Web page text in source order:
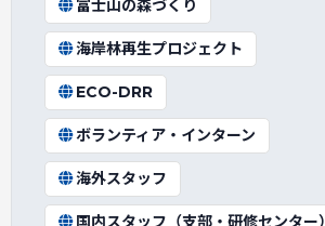
富士山の森づくり
海岸林再生プロジェクト
ECO-DRR
ボランティア・インターン
海外スタッフ
国内スタッフ（支部・研修センター）